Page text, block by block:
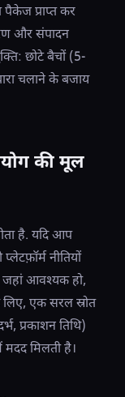
प्राप्त कर
और संपादन
छोटे बैचों (5-
चलाने के बजाय
की मूल
है. यदि आप
नीतियों
जहां आवश्यक हो,
लिए, एक सरल स्रोत
प्रकाशन तिथि)
मदद मिलती है।